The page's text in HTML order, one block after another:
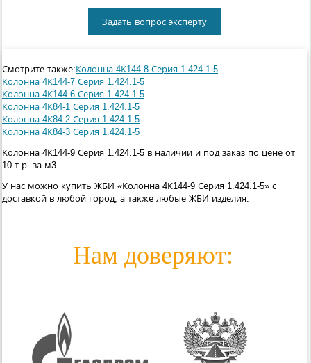
Задать вопрос эксперту
Смотрите также:Колонна 4К144-8 Серия 1.424.1-5
Колонна 4К144-7 Серия 1.424.1-5
Колонна 4К144-6 Серия 1.424.1-5
Колонна 4К84-1 Серия 1.424.1-5
Колонна 4К84-2 Серия 1.424.1-5
Колонна 4К84-3 Серия 1.424.1-5
Колонна 4К144-9 Серия 1.424.1-5 в наличии и под заказ по цене от
10 т.р. за м3.
У нас можно купить ЖБИ «Колонна 4К144-9 Серия 1.424.1-5» с
доставкой в любой город, а также любые ЖБИ изделия.
Нам доверяют: